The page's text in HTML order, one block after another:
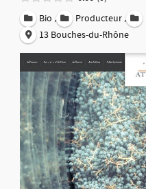
Bio , Producteur ,
13 Bouches-du-Rhône